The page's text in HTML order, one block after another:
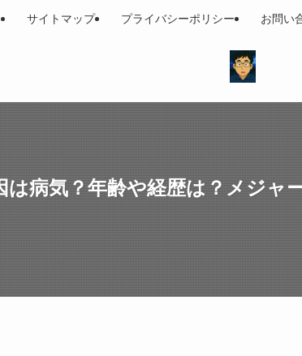
サイトマップ プライバシーポリシー お問い
は病気？年齢や経歴は？メジャ